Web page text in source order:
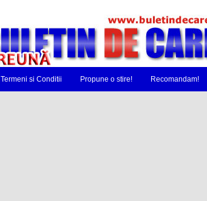
Termeni si Conditii Propune o stire! Recomandam!